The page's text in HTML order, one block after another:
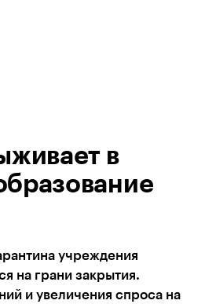
в
учреждения
на грани закрытия.
и увеличения спроса на